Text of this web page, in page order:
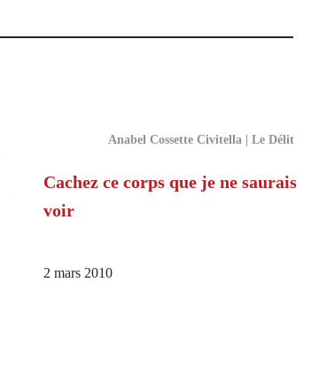
Anabel Cossette Civitella | Le Délit
Cachez ce corps que je ne saurais
voir
2 mars 2010